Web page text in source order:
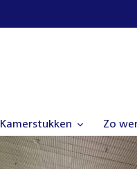
Kamerstukken Zo